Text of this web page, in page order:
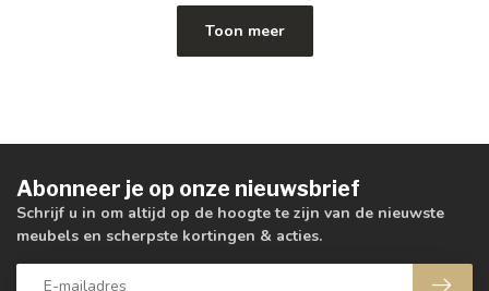
Toon meer
Abonneer je op onze nieuwsbrief
Schrijf u in om altijd op de hoogte te zijn van de nieuwste
meubels en scherpste kortingen & acties.